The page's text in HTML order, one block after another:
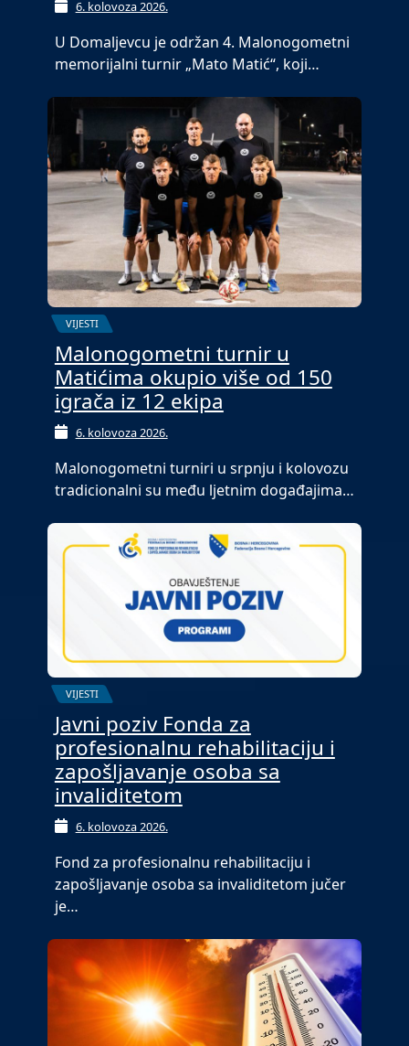
6. kolovoza 2026.
U Domaljevcu je održan 4. Malonogometni
memorijalni turnir „Mato Matić“, koji…
VIJESTI
Malonogometni turnir u
Matićima okupio više od 150
igrača iz 12 ekipa
6. kolovoza 2026.
Malonogometni turniri u srpnju i kolovozu
tradicionalni su među ljetnim događajima…
VIJESTI
Javni poziv Fonda za
profesionalnu rehabilitaciju i
zapošljavanje osoba sa
invaliditetom
6. kolovoza 2026.
Fond za profesionalnu rehabilitaciju i
zapošljavanje osoba sa invaliditetom jučer
je…